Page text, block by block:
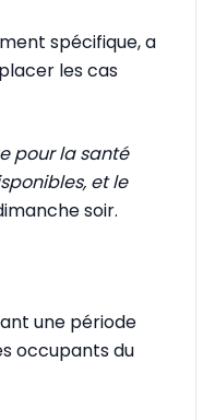
spécifique, a
les cas
pour la santé
et le
soir.
une période
occupants du